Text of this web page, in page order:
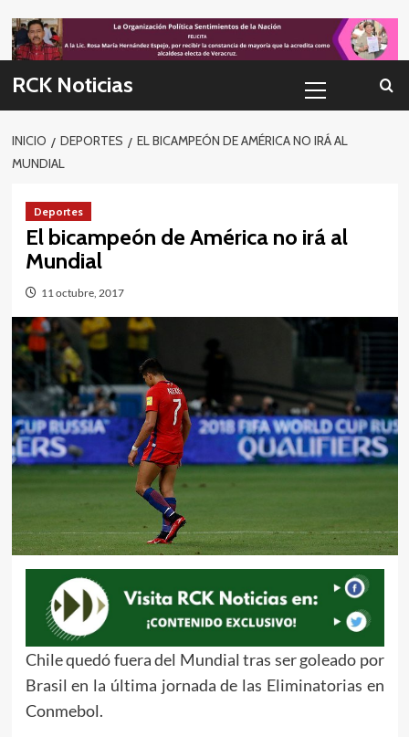
to
content
RCK Noticias
primario
INICIO DEPORTES
EL BICAMPEÓN DE AMÉRICA NO IRÁ AL
MUNDIAL
Deportes
El bicampeón de América no irá al
Mundial
11 octubre, 2017
Chile quedó fuera del Mundial tras ser goleado por
Brasil en la última jornada de las Eliminatorias en
Conmebol.